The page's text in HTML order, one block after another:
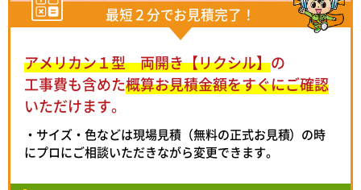
最短２分でお見積完了！
アメリカン１型 両開き【リクシル】の
工事費も含めた概算お見積金額をすぐにご確認
いただけます。
・サイズ・色などは現場見積（無料の正式お見積）の時
にプロにご相談いただきながら変更できます。